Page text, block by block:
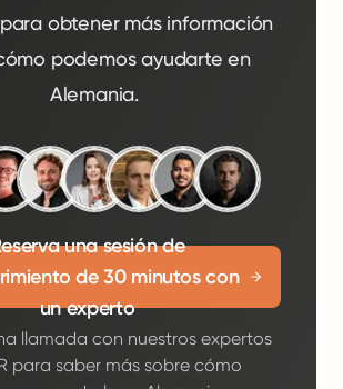
obtener más información
podemos ayudarte en
Alemania.
una sesión de
de 30 minutos con
un experto
llamada con nuestros expertos
para saber más sobre cómo